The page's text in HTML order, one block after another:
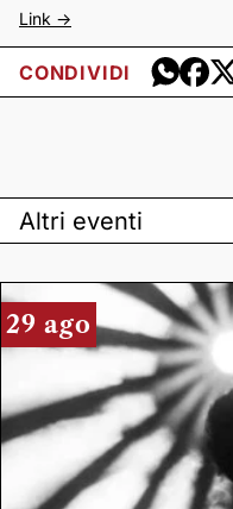
Link ->
CONDIVIDI
Altri eventi
29 ago